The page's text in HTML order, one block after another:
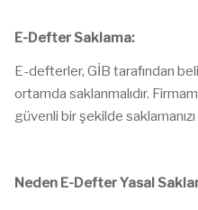
E-Defter Saklama:
E-defterler, GİB tarafından
ortamda saklanmalıdır.
güvenli bir şekilde saklamanızı
Neden E-Defter Yasal